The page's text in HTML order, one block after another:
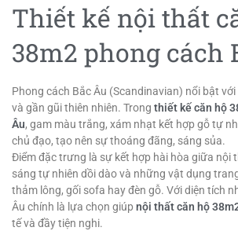
Thiết kế nội thất
38m2 phong cách
Phong cách Bắc Âu (Scandinavian) nổi bật
và gần gũi thiên nhiên. Trong thiết kế căn hộ
Âu, gam màu trắng, xám nhạt kết hợp gỗ tự
chủ đạo, tạo nên sự thoáng đãng, sáng sủa.
Điểm đặc trưng là sự kết hợp hài hòa giữa nội
sáng tự nhiên dồi dào và những vật dụng
thảm lông, gối sofa hay đèn gỗ. Với diện tích
Âu chính là lựa chọn giúp nội thất căn hộ
tế và đầy tiện nghi.